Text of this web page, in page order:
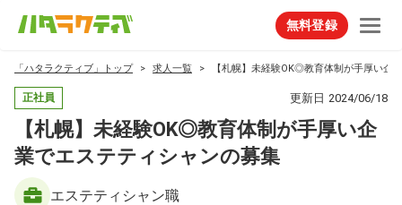
無料登録
「ハタラクティブ」トップ 求人一覧 【札幌】未経験OK◎教育体制が手厚い企
正社員 更新日 2024/06/18
【札幌】未経験OK◎教育体制が手厚い企
業でエステティシャンの募集
エステティシャン職